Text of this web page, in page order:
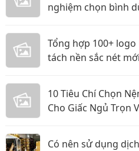
nghiệm chọn bình
Tổng hợp 100+ logo
tách nền sắc nét
10 Tiêu Chí Chọn
Cho Giấc Ngủ Trọn
Có nên sử dụng